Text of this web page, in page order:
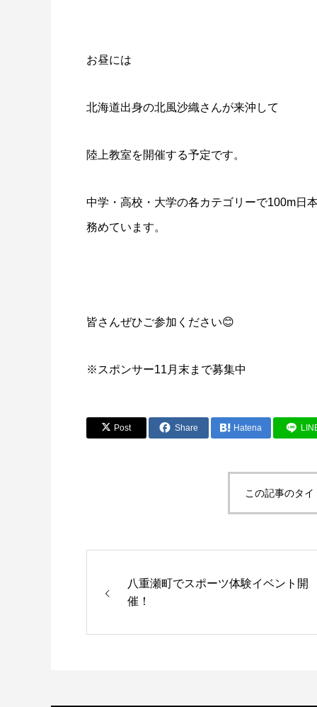
お昼には
北海道出身の北風沙織さんが来沖して
陸上教室を開催する予定です。
中学・高校・大学の各カテゴリーで100m日
務めています。
皆さんぜひご参加ください😊
※スポンサー11月末まで募集中
Post Share Hatena
この記事のタ
八重瀬町でスポーツ体験イベント開
催！